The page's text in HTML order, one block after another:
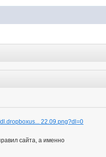
22.09.png?dl=0
сайта, а именно